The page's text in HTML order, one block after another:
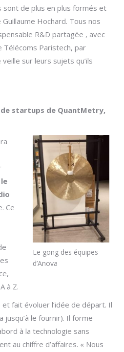
sont de plus en plus formés et
Hochard. Tous nos
R&D partagée , avec
Télécoms Paristech, par
sur leurs sujets qu’ils
startups de QuantMetry,
Le gong des équipes
d’Anova
le
Ce
à Z.
fait évoluer l’idée de départ. Il
le fournir). Il forme
à la technologie sans
au chiffre d’affaires. « Nous